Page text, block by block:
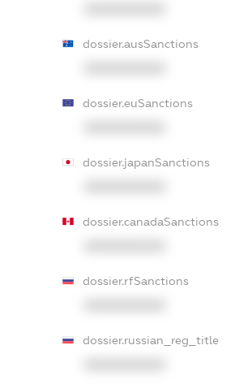
dossier.ausSanctions
dossier.euSanctions
dossier.japanSanctions
dossier.canadaSanctions
dossier.rfSanctions
dossier.russian_reg_title